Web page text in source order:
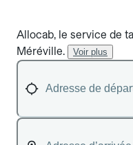
Allocab, le service de
Méréville.
Voir plus